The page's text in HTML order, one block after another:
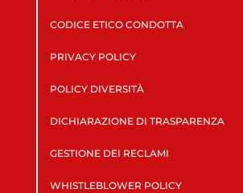
CODICE ETICO CONDOTTA
PRIVACY POLICY
POLICY DIVERSITÀ
DICHIARAZIONE DI TRASPARENZA
GESTIONE DEI RECLAMI
WHISTLEBLOWER POLICY